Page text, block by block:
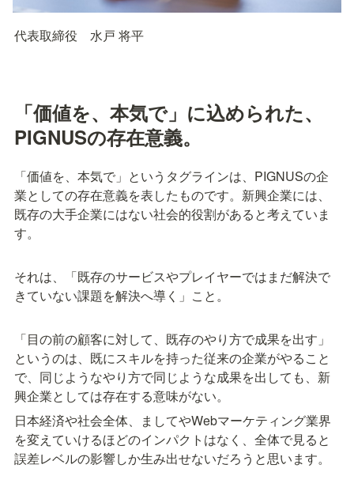
代表取締役　水戸 将平
「価値を、本気で」に込められた、
PIGNUSの存在意義。
「価値を、本気で」というタグラインは、PIGNUSの企
業としての存在意義を表したものです。新興企業には、
既存の大手企業にはない社会的役割があると考えていま
す。
それは、「既存のサービスやプレイヤーではまだ解決で
きていない課題を解決へ導く」こと。
「目の前の顧客に対して、既存のやり方で成果を出す」
というのは、既にスキルを持った従来の企業がやること
で、同じようなやり方で同じような成果を出しても、新
興企業としては存在する意味がない。
日本経済や社会全体 、ましてやWebマーケティング業界
を変えていけるほどのインパクトはなく、全体で見ると
誤差レベルの影響しか生み出せないだろうと思います。